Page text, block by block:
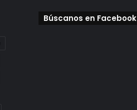
Búscanos en Facebook